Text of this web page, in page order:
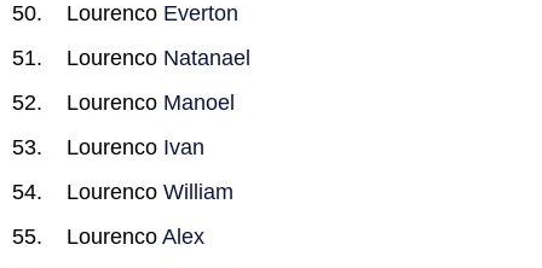
Lourenco Everton
Lourenco Natanael
Lourenco Manoel
Lourenco Ivan
Lourenco William
Lourenco Alex